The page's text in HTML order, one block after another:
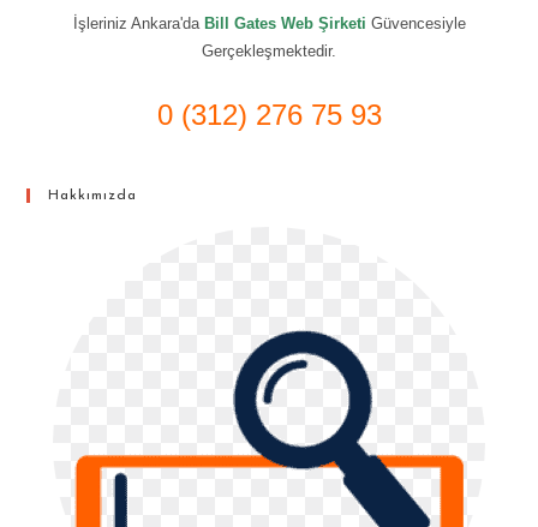
İşleriniz Ankara'da Bill Gates Web Şirketi Güvencesiyle
Gerçekleşmektedir.
0 (312) 276 75 93
Hakkımızda